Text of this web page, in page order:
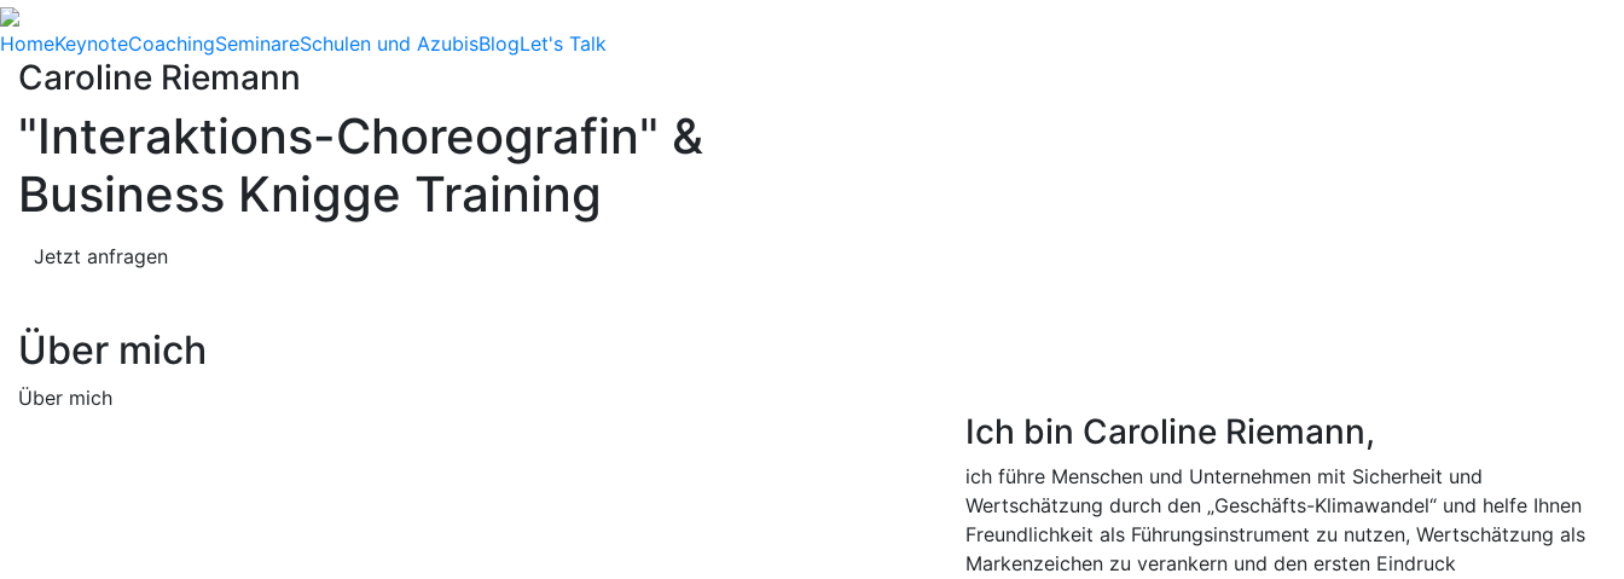
HomeKeynoteCoachingSeminareSchulen und AzubisBlogLet's Talk
Caroline Riemann
"Interaktions-Choreografin" &
Business Knigge Training
Jetzt anfragen
Über mich
Über mich
Ich bin Caroline Riemann,
ich führe Menschen und Unternehmen mit Sicherheit und
Wertschätzung durch den „Geschäfts-Klimawandel“ und helfe Ihnen
Freundlichkeit als Führungsinstrument zu nutzen, Wertschätzung als
Markenzeichen zu verankern und den ersten Eindruck